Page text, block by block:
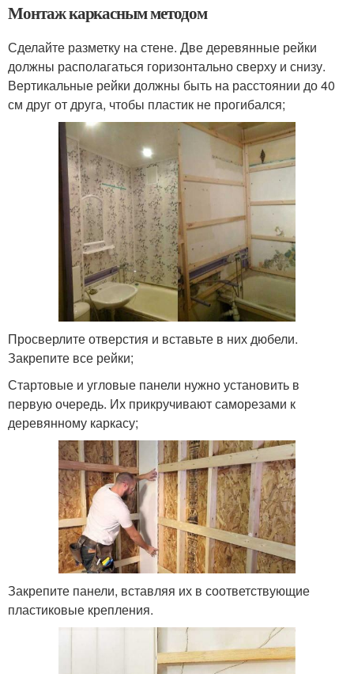
Монтаж каркасным методом
Сделайте разметку на стене. Две деревянные рейки
должны располагаться горизонтально сверху и снизу.
Вертикальные рейки должны быть на расстоянии до 40
см друг от друга, чтобы пластик не прогибался;
Просверлите отверстия и вставьте в них дюбели.
Закрепите все рейки;
Стартовые и угловые панели нужно установить в
первую очередь. Их прикручивают саморезами к
деревянному каркасу;
Закрепите панели, вставляя их в соответствующие
пластиковые крепления.